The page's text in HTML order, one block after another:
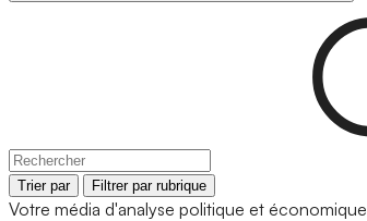
Trier par Filtrer par rubrique
Votre média d'analyse politique et économique